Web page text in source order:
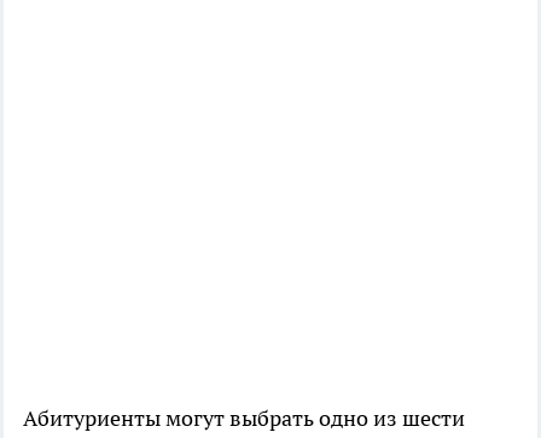
Абитуриенты могут выбрать одно из шести